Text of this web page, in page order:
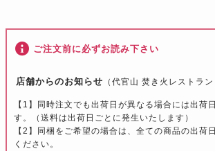
ご注文前に必ずお読み下さい
店舗からのお知らせ （代官山 焚き火レストラ
【1】同時注文でも出荷日が異なる場合には出荷
す。（送料は出荷日ごとに発生いたします）
【2】同梱をご希望の場合は、全ての商品の出荷
ください。